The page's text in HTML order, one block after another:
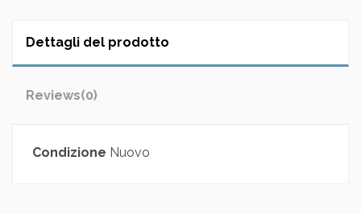
Dettagli del prodotto
Reviews(0)
Condizione Nuovo